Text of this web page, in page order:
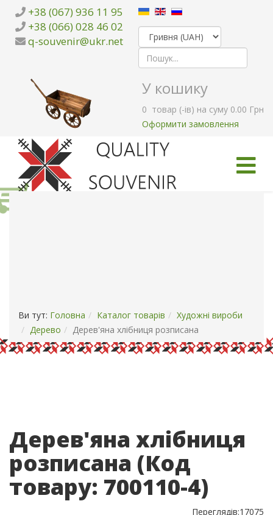
+38 (067) 936 11 95
+38 (066) 028 46 02
q-souvenir@ukr.net
У кошику
0 товар (-ів) на суму 0.00 Грн
Оформити замовлення
Ви тут: Головна Каталог товарів
Художні вироби
Дерево
Дерев'яна хлібниця розписана
Дерев'яна хлібниця
розписана (Код
товару: 700110-4)
Переглядів:17075